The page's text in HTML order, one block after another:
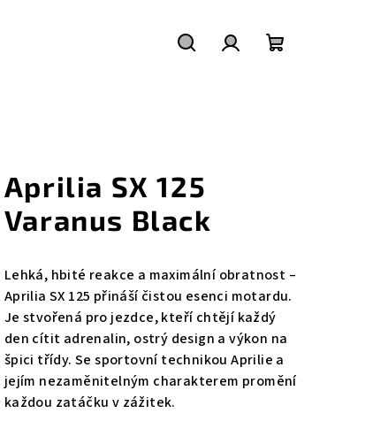
Aprilia SX 125
Varanus Black
Lehká, hbité reakce a maximální obratnost –
Aprilia SX 125 přináší čistou esenci motardu.
Je stvořená pro jezdce, kteří chtějí každý
den cítit adrenalin, ostrý design a výkon na
špici třídy. Se sportovní technikou Aprilie a
jejím nezaměnitelným charakterem promění
každou zatáčku v zážitek.